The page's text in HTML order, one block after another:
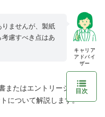
キャリア
アドバイ
ザー
ませんが、製紙
慮すべき点はあ
またはエントリーシート
について解説します。
目次